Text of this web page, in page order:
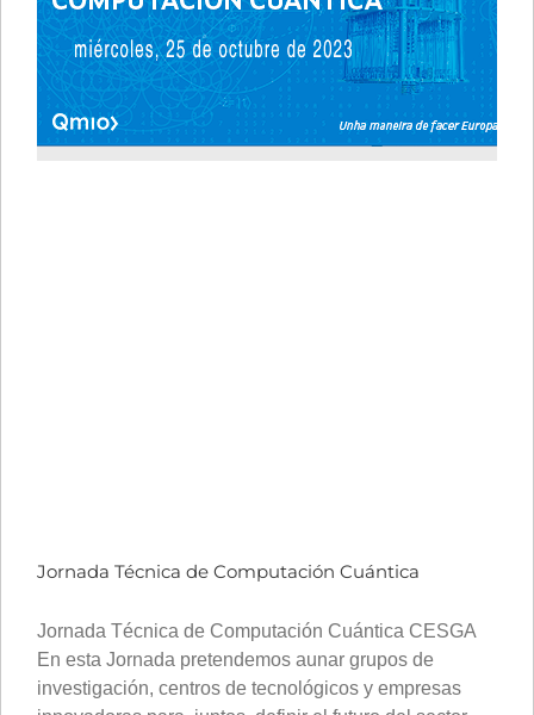
Jornada Técnica de Computación Cuántica
Jornada Técnica de Computación Cuántica CESGA
En esta Jornada pretendemos aunar grupos de
investigación, centros de tecnológicos y empresas